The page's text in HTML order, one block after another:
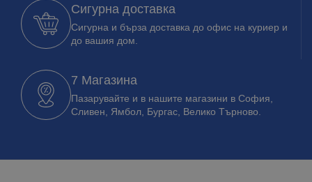
Сигурна доставка
Сигурна и бърза доставка до офис на куриер и
до вашия дом.
7 Магазина
Пазарувайте и в нашите магазини в София,
Сливен, Ямбол, Бургас, Велико Търново.